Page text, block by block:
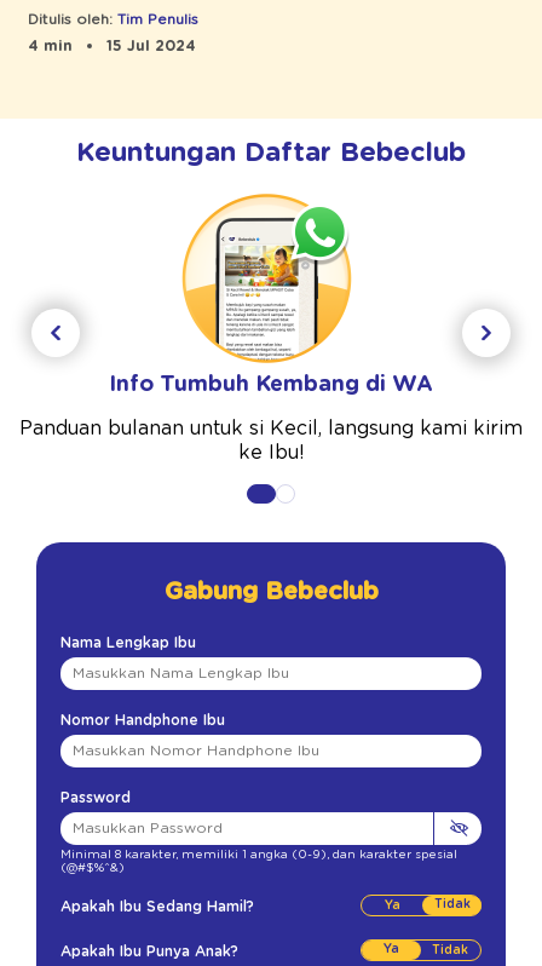
Ditulis oleh: Tim Penulis
4 min
15 Jul 2024
Keuntungan Daftar Bebeclub
Info Tumbuh Kembang di WA
Panduan bulanan untuk si Kecil, langsung kami kirim
ke Ibu!
Gabung Bebeclub
Nama Lengkap Ibu
Nomor Handphone Ibu
Password
Minimal 8 karakter, memiliki 1 angka (0-9) dan karakter spesial
(@#$%^&)
Apakah Ibu Sedang Hamil? Tidak
Apakah Ibu Punya Anak? Ya